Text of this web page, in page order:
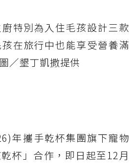
特別為入住毛孩設計三款
在旅行中也能享受營養滿
／墾丁凱撒提供
年攜手乾杯集團旗下寵物
杯」合作，即日起至12月